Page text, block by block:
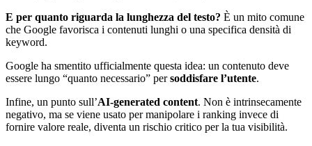
E per quanto riguarda la lunghezza del testo? È un mito comune
che Google favorisca i contenuti lunghi o una specifica densità di
keyword.
Google ha smentito ufficialmente questa idea: un contenuto deve
essere lungo “quanto necessario” persoddisfare l’utente.
Infine, un punto sull’AI-generated content. Non è intrinsecamente
negativo, ma se viene usato per manipolare i ranking invece di
fornire valore reale, diventa un rischio critico per la tua visibilità.